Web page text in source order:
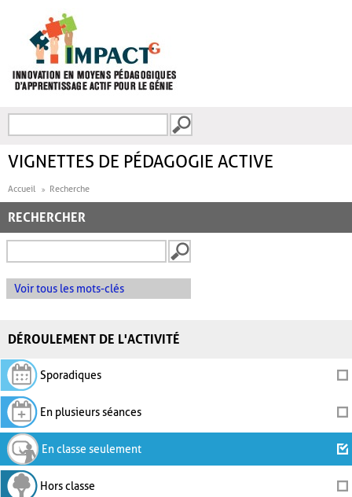
FORMULAIRE DE
VIGNETTES DE PÉDAGOGIE ACTIVE
Accueil Recherche
RECHERCHER
Voir tous les mots-clés
DÉROULEMENT DE L'ACTIVITÉ
Sporadiques
En plusieurs séances
En classe seulement
Hors classe